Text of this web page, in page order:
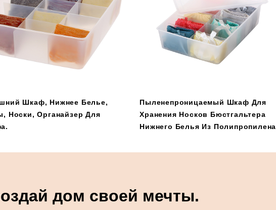
Шкаф, Нижнее Белье,
Носки, Органайзер Для
Пыленепроницаемый Шкаф Для
Хранения Носков Бюстгальтера
Нижнего Белья Из Полипропилена
дом своей мечты.